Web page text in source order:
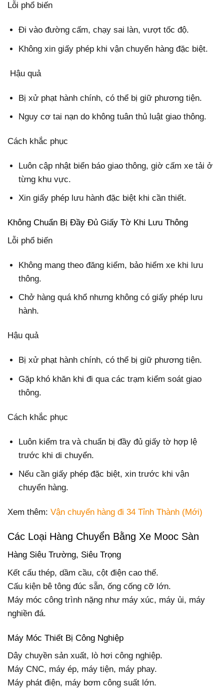
Lỗi phổ biến
Đi vào đường cấm, chạy sai làn, vượt tốc độ.
Không xin giấy phép khi vận chuyển hàng đặc biệt.
Hậu quả
Bị xử phạt hành chính, có thể bị giữ phương tiện.
Nguy cơ tai nạn do không tuân thủ luật giao thông.
Cách khắc phục
Luôn cập nhật biển báo giao thông, giờ cấm xe tải ở
từng khu vực.
Xin giấy phép lưu hành đặc biệt khi cần thiết.
Không Chuẩn Bị Đầy Đủ Giấy Tờ Khi Lưu Thông
Lỗi phổ biến
Không mang theo đăng kiểm, bảo hiểm xe khi lưu
thông.
Chở hàng quá khổ nhưng không có giấy phép lưu
hành.
Hậu quả
Bị xử phạt hành chính, có thể bị giữ phương tiện.
Gặp khó khăn khi đi qua các trạm kiểm soát giao
thông.
Cách khắc phục
Luôn kiểm tra và chuẩn bị đầy đủ giấy tờ hợp lệ
trước khi di chuyển.
Nếu cần giấy phép đặc biệt, xin trước khi vận
chuyển hàng.
Xem thêm: Vận chuyển hàng đi 34 Tỉnh Thành (Mới)
Các Loại Hàng Chuyển Bằng Xe Mooc Sàn
Hàng Siêu Trường, Siêu Trọng
Kết cấu thép, dầm cầu, cột điện cao thế.
Cấu kiện bê tông đúc sẵn, ống cống cỡ lớn.
Máy móc công trình nặng như máy xúc, máy ủi, máy
nghiền đá.
Máy Móc Thiết Bị Công Nghiệp
Dây chuyền sản xuất, lò hơi công nghiệp.
Máy CNC, máy ép, máy tiện, máy phay.
Máy phát điện, máy bơm công suất lớn.